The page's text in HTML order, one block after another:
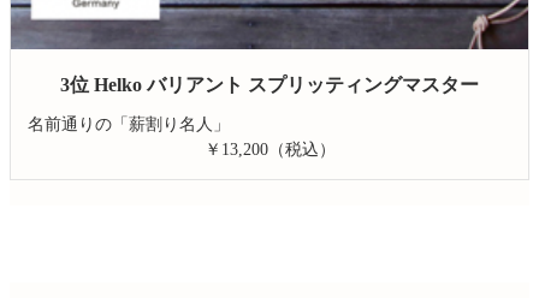
3位 Helko バリアント スプリッティングマスター
名前通りの「薪割り名人」
￥13,200（税込）